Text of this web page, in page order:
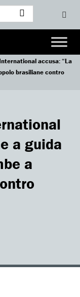
accusa: “La
brasiliane contro
a guida
a